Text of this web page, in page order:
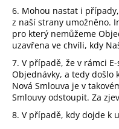
6. Mohou nastat i
z naší strany umožněno.
pro který nemůžeme
uzavřena ve chvíli, kdy
7. V případě, že v rámci
Objednávky, a tedy došlo
Nová Smlouva je v
Smlouvy odstoupit. Za
8. V případě, kdy dojde k